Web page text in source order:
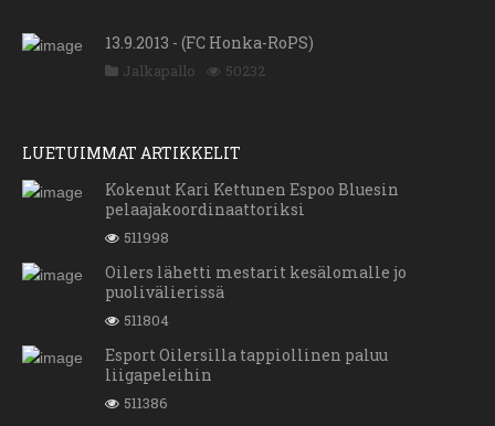
13.9.2013 - (FC Honka-RoPS)
Jalkapallo 50232
LUETUIMMAT ARTIKKELIT
Kokenut Kari Kettunen Espoo Bluesin
pelaajakoordinaattoriksi
511998
Oilers lähetti mestarit kesälomalle jo
puolivälierissä
511804
Esport Oilersilla tappiollinen paluu
liigapeleihin
511386